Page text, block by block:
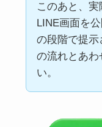
このあと、実
LINE画面を
の段階で提示
の流れとあわ
い。